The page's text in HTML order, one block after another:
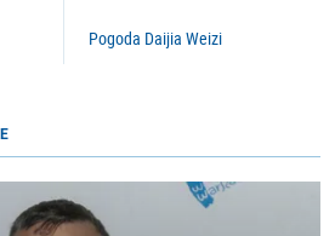
Pogoda Daijia Weizi